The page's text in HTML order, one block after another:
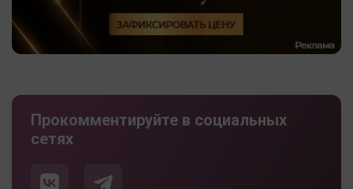
Прокомментируйте в социальных
сетях